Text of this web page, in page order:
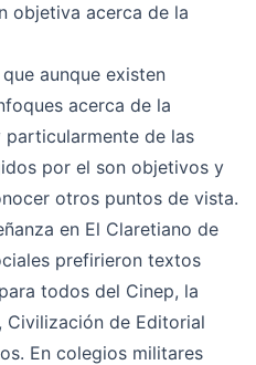
objetiva acerca de la
aunque existen
acerca de la
particularmente de las
por el son objetivos y
otros puntos de vista.
en El Claretiano de
prefirieron textos
todos del Cinep, la
de Editorial
En colegios militares